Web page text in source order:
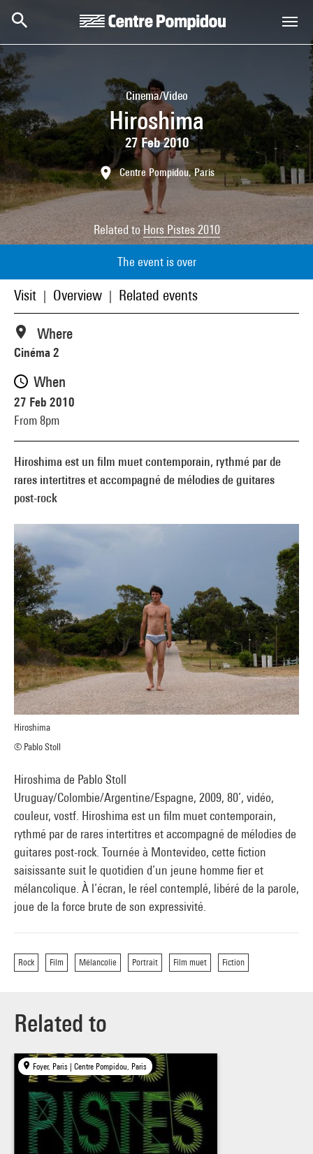
Cinema/Video
Hiroshima
27 Feb 2010
Centre Pompidou, Paris
Related toHors Pistes 2010
The event is over
Visit Overview Related events
Hiroshima est un film muet contemporain, rythmé par de
rares intertitres et accompagné de mélodies de guitares
post-rock
Hiroshima
© Pablo Stoll
Hiroshima de Pablo Stoll
Uruguay/Colombie/Argentine/Espagne, 2009, 80’, vidéo,
couleur, vostf. Hiroshima est un film muet contemporain,
rythmé par de rares intertitres et accompagné de mélodies de
guitares post-rock. Tournée à Montevideo, cette fiction
saisissante suit le quotidien d’un jeune homme fier et
mélancolique. À l’écran, le réel contemplé, libéré de la parole,
joue de la force brute de son expressivité.
Rock Film Mélancolie Portrait Film muet Fiction
Where
Cinéma 2
When
27 Feb 2010
From 8pm
Related to
Foyer, Paris | Centre Pompidou, Paris